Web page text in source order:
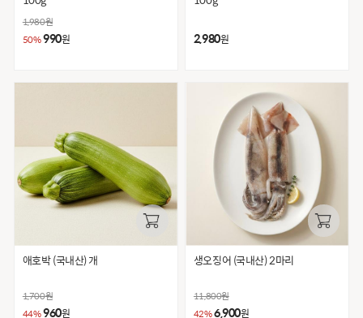
1,980원
50%990원 2,980원
애호박 (국내산) 개
1,700원
44%960원
생오징어 (국내산) 2마리
11,800원
42%6,900원